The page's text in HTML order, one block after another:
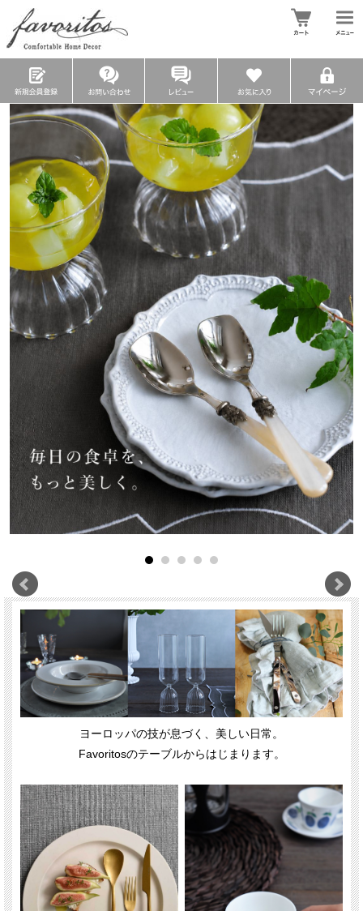
ヨーロッパの技が息づく、美しい日常。
Favoritosのテーブルからはじまります。